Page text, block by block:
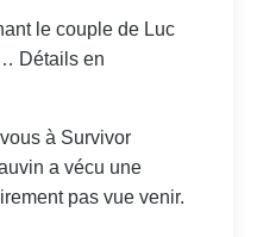
le couple de Luc
Détails en
à Survivor
a vécu une
pas vue venir.